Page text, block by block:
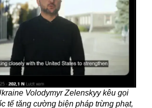
Volodymyr Zelenskyy kêu gọi
tế tăng cường biện pháp trừng phạt,